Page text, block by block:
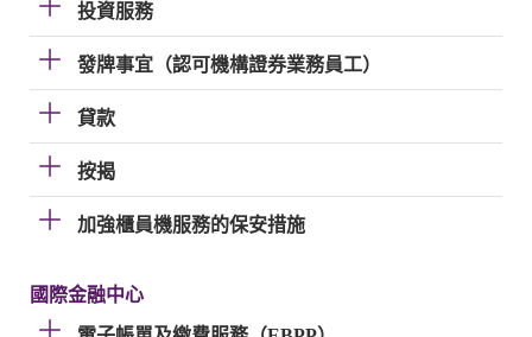
投資服務
發牌事宜（認可機構證券業務員工）
貸款
按揭
加強櫃員機服務的保安措施
國際金融中心